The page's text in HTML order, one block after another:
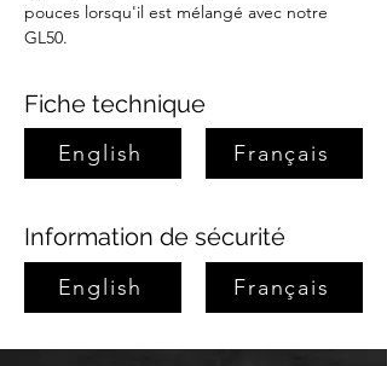
pouces lorsqu'il est mélangé avec notre
GL50.
Fiche technique
English Français
Information de sécurité
English Français